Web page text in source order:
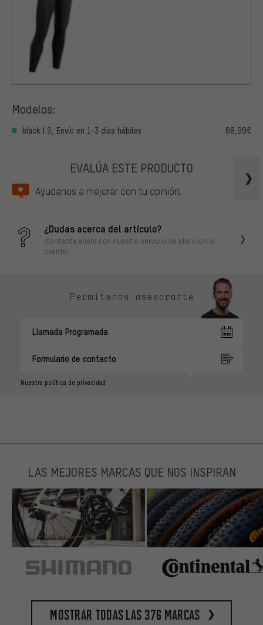
Modelos:
black | S, Envío en 1-3 días hábiles 68,99€
EVALÚA ESTE PRODUCTO
Ayudanos a mejorar con tu opinión.
¿Dudas acerca del artículo?
¡Contacta ahora con nuestro servicio de atención al
cliente!
Permítenos asesorarte
Llamada Programada
Formulario de contacto
Nuestra política de privacidad
LAS MEJORES MARCAS QUE NOS INSPIRAN
Mostrar todas las 376 marcas